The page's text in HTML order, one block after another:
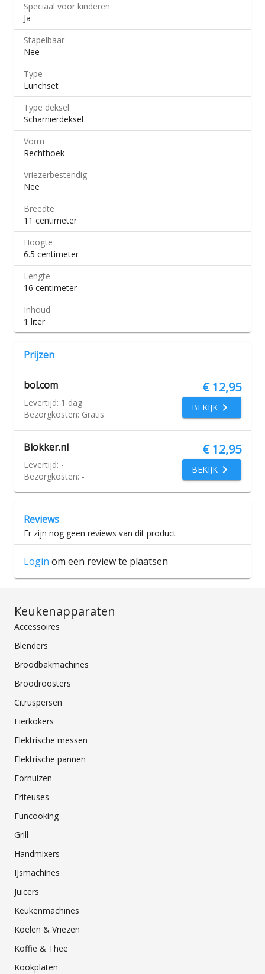
Speciaal voor kinderen
Ja
Stapelbaar
Nee
Type
Lunchset
Type deksel
Scharnierdeksel
Vorm
Rechthoek
Vriezerbestendig
Nee
Breedte
11 centimeter
Hoogte
6.5 centimeter
Lengte
16 centimeter
Inhoud
1 liter
Prijzen
bol.com € 12,95
BEKIJK
Levertijd: 1 dag
Bezorgkosten: Gratis
Blokker.nl € 12,95
BEKIJK
Levertijd: -
Bezorgkosten: -
Reviews
Er zijn nog geen reviews van dit product
Login om een review te plaatsen
Keukenapparaten
Accessoires
Blenders
Broodbakmachines
Broodroosters
Citruspersen
Eierkokers
Elektrische messen
Elektrische pannen
Fornuizen
Friteuses
Funcooking
Grill
Handmixers
IJsmachines
Juicers
Keukenmachines
Koelen & Vriezen
Koffie & Thee
Kookplaten